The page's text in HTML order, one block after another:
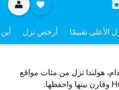
الأعلى تقييمًا أرخص نزل
هولندا نزل من مئات مواقع